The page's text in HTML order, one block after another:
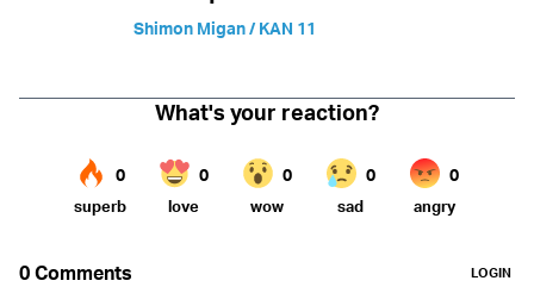
Shimon Migan / KAN 11